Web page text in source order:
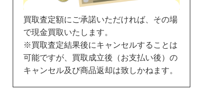
買取査定額にご承諾いただければ、その場
で現金買取いたします。
※買取査定結果後にキャンセルすることは
可能ですが、買取成立後（お支払い後）の
キャンセル及び商品返却は致しかねます。